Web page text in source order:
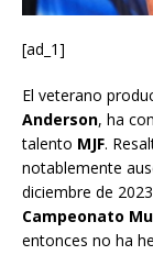
[ad_1]
El veterano
Anderson, ha
talento MJF.
notablemente
diciembre de
Campeonato
entonces no ha